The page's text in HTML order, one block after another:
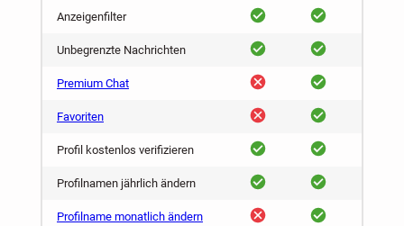
Anzeigenfilter ja ja
Unbegrenzte Nachrichten ja ja
Premium Chat nein ja
Favoriten nein ja
Profil kostenlos verifizieren ja ja
Profilnamen jährlich ändern ja ja
Profilname monatlich ändern nein ja